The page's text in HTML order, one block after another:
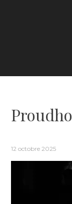
12 octobre 2025